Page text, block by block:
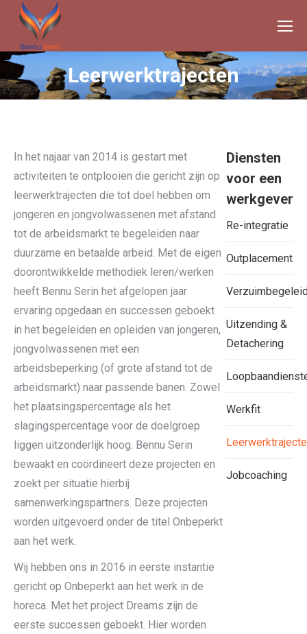
Leerwerktrajecten
Je bent hier:
In het najaar van 2014 is gestart met
activiteiten te ontplooien die gericht zijn op
leerwerktrajecten die tot doel hebben om
jongeren en jongvolwassenen met afstand
tot de arbeidsmarkt te begeleiden naar
duurzame en betaalde arbeid. Met de eigen
doorontwikkelde methodiek leren/werken
heeft Bennu Serin het afgelopen jaar
ervaring opgedaan en successen geboekt
in het begeleiden en opleiden van jongeren,
jongvolwassenen met een
arbeidsbeperking (of grote afstand tot de
arbeidsmarkt) naar passende banen. Zowel
het plaatsingspercentage als het
slagingspercentage voor de doelgroep
liggen uitzonderlijk hoog. Bennu Serin
bewaakt en coördineert deze projecten en
zoekt per situatie hierbij
samenwerkingspartners. Deze projecten
worden uitgevoerd onder de titel Onbeperkt
aan het werk.
Wij hebben ons in 2016 in eerste instantie
gericht op Onbeperkt aan het werk in de
horeca. Met het project Dreams zijn de
eerste successen geboekt. Hier worden
Diensten
voor een
werkgever
Re-integratie
Outplacement
Uitzending &
Detachering
Werkfit
Jobcoaching